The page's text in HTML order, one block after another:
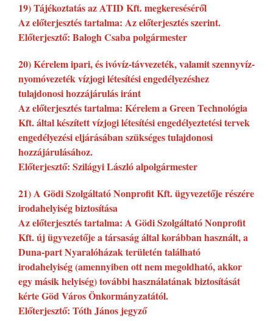
19) Tájékoztatás az ATID Kft. megkereséséről
Az előterjesztés tartalma: Az előterjesztés szerint.
Előterjesztő: Balogh Csaba polgármester
20) Kérelem ipari, és ivóvíz-távvezeték, valamit szennyvíz-
nyomóvezeték vízjogi létesítési engedélyezéshez
tulajdonosi hozzájárulás iránt
Az előterjesztés tartalma: Kérelem a Green Technológia
Kft. által készített vízjogi létesítési engedélyeztetési tervek
engedélyezési eljárásában szükséges tulajdonosi
hozzájárulásához.
Előterjesztő: Szilágyi László alpolgármester
21) A Gödi Szolgáltató Nonprofit Kft. ügyvezetője részére
irodahelyiség biztosítása
Az előterjesztés tartalma: A Gödi Szolgáltató Nonprofit
Kft. új ügyvezetője a társaság által korábban használt, a
Duna-part Nyaralóházak területén található
irodahelyiség (amennyiben ott nem megoldható, akkor
egy másik helyiség) további használatának biztosítását
kérte Göd Város Önkormányzatától.
Előterjesztő: Tóth János jegyző